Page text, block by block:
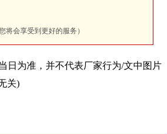
将会享受到更好的服务）
日为准，并不代表厂家行为/文中图片
关)